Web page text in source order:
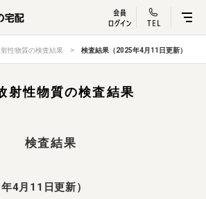
ビオ・マルシェ
宅配サービス紹介 有機野菜のお試しセッ
宅配サービスについて
よくある質問
性物質の検査結果 検査結果（2025年4月11日更新）
射性物質の検査結果
検査結果
4月11日更新）